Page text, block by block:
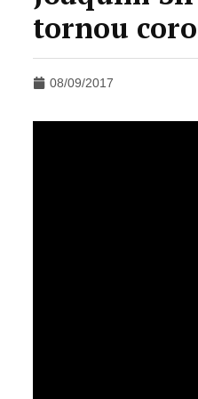
tornou
08/09/2017